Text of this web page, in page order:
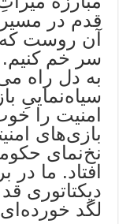
قدم در
آن روست که
سر خم
به دل راه
سیاه‌نماییِ
امنیت را
بازی‌های
نخ‌نمای
افتاد. ما در
دیکتاتوری
لگد